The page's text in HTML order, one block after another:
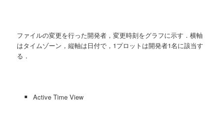
ファイルの変更を行った開発者，変更時刻をグラフに示す．横軸
はタイムゾーン，縦軸は日付で，1プロットは開発者1名に該当す
る．
Active Time View